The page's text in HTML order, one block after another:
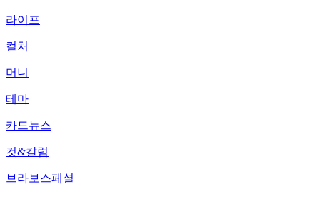
라이프
컬처
머니
테마
카드뉴스
컷&칼럼
브라보스페셜